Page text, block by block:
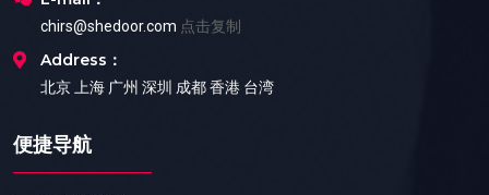
chirs@shedoor.com 点击复制
Address：
北京 上海 广州 深圳 成都 香港 台湾
便捷导航